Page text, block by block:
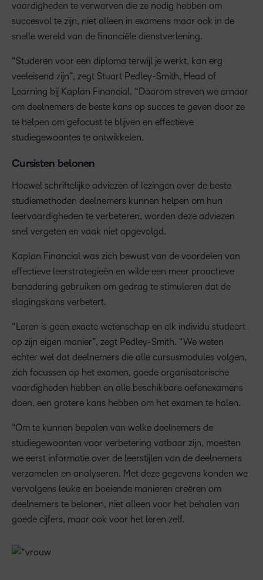
vaardigheden te verwerven die ze nodig hebben om
succesvol te zijn, niet alleen in examens maar ook in de
snelle wereld van de financiële dienstverlening.
“Studeren voor een diploma terwijl je werkt, kan erg
veeleisend zijn”, zegt Stuart Pedley-Smith, Head of
Learning bij Kaplan Financial. “Daarom streven we ernaar
om deelnemers de beste kans op succes te geven door ze
te helpen om gefocust te blijven en effectieve
studiegewoontes te ontwikkelen.
Cursisten belonen
Hoewel schriftelijke adviezen of lezingen over de beste
studiemethoden deelnemers kunnen helpen om hun
leervaardigheden te verbeteren, worden deze adviezen
snel vergeten en vaak niet opgevolgd.
Kaplan Financial was zich bewust van de voordelen van
effectieve leerstrategieën en wilde een meer proactieve
benadering gebruiken om gedrag te stimuleren dat de
slagingskans verbetert.
“Leren is geen exacte wetenschap en elk individu studeert
op zijn eigen manier”, zegt Pedley-Smith. “We weten
echter wel dat deelnemers die alle cursusmodules volgen,
zich focussen op het examen, goede organisatorische
vaardigheden hebben en alle beschikbare oefenexamens
doen, een grotere kans hebben om het examen te halen.
“Om te kunnen bepalen van welke deelnemers de
studiegewoonten voor verbetering vatbaar zijn, moesten
we eerst informatie over de leerstijlen van de deelnemers
verzamelen en analyseren. Met deze gegevens konden we
vervolgens leuke en boeiende manieren creëren om
deelnemers te belonen, niet alleen voor het behalen van
goede cijfers, maar ook voor het leren zelf.